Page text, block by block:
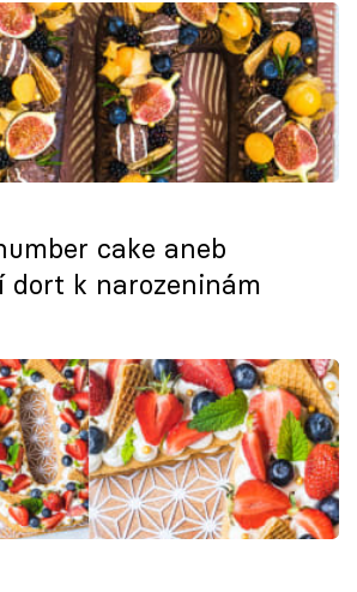
cake aneb
dort k narozeninám